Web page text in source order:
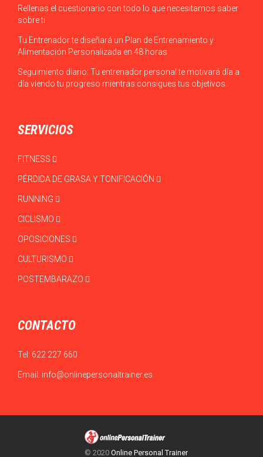
Rellenas el cuestionario con todo lo que necesitamos saber
sobre ti
Tu Entrenador te diseñará un Plan de Entrenamiento y
Alimentación Personalizada en 48 horas
Seguimiento diario: Tu entrenador personal te motivará día a
día viendo tu progreso mientras consigues tus objetivos.
SERVICIOS
FITNESS
PÉRDIDA DE GRASA Y TONIFICACIÓN
RUNNING
CICLISMO
OPOSICIONES
CULTURISMO
POSTEMBARAZO
CONTACTO
Tel: 622 227 660
Email: info@onlinepersonaltrainer.es
© 2020 Online Personal Trainer